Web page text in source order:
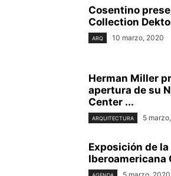
Cosentino
Collection
ARQ 10 marzo, 2020
Herman Miller
apertura de su
Center ...
ARQUITECTURA 5
Exposición de la
Iberoamericana